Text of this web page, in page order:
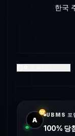
한국
A
UBMS 포
100% 당